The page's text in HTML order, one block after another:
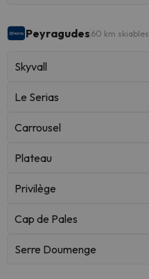
Peyragudes 60 km skiables
Skyvall
Le Serias
Carrousel
Plateau
Privilège
Cap de Pales
Serre Doumenge